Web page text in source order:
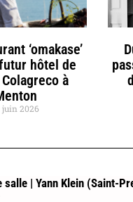
‘omakase’
hôtel de
à
juin 2026
salle | Yann Klein (Saint-